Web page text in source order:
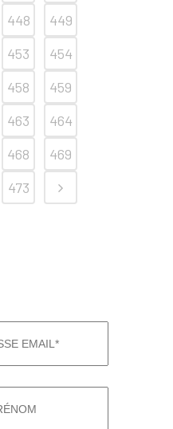
448
449
453
454
458
459
463
464
468
469
473